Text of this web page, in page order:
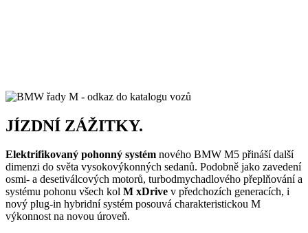
JÍZDNÍ ZÁŽITKY.
Elektrifikovaný pohonný systém nového BMW M5 přináší další
dimenzi do světa vysokovýkonných sedanů. Podobně jako zavedení
osmi- a desetiválcových motorů, turbodmychadlového přeplňování a
systému pohonu všech kol M xDrive v předchozích generacích, i
nový plug-in hybridní systém posouvá charakteristickou M
výkonnost na novou úroveň.